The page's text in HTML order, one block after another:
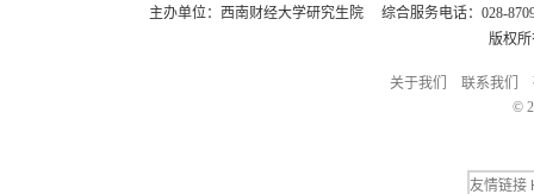
主办单位：西南财经大学研究生院 综合服务电话：028-
版权
关于我们 联系我们
©